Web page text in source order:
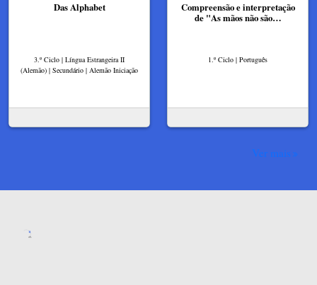
Das Alphabet
3.º Ciclo | Língua Estrangeira II
(Alemão) | Secundário | Alemão Iniciação
Compreensão e interpretação
de "As mãos não são…
1.º Ciclo | Português
Ver mais